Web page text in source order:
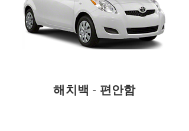
해치백 - 편안함